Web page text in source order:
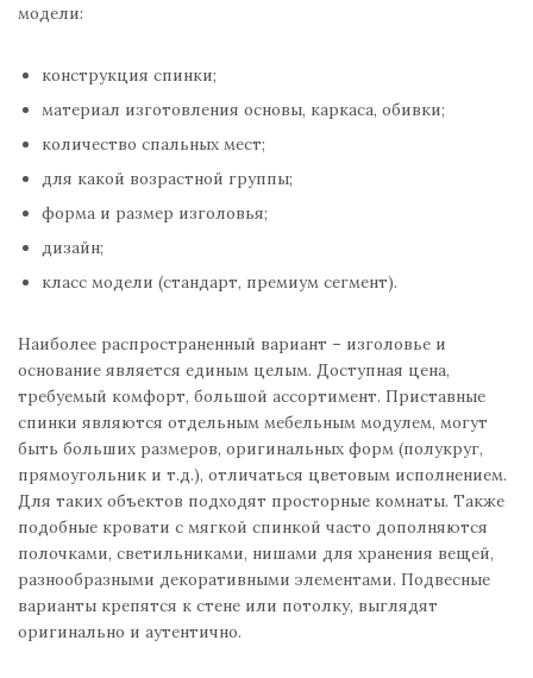
модели:
конструкция спинки;
материал изготовления основы, каркаса, обивки;
количество спальных мест;
для какой возрастной группы;
форма и размер изголовья;
дизайн;
класс модели (стандарт, премиум сегмент).
Наиболее распространенный вариант – изголовье и
основание является единым целым. Доступная цена,
требуемый комфорт, большой ассортимент. Приставные
спинки являются отдельным мебельным модулем, могут
быть больших размеров, оригинальных форм (полукруг,
прямоугольник и т.д.), отличаться цветовым исполнением.
Для таких объектов подходят просторные комнаты. Также
подобные кровати с мягкой спинкой часто дополняются
полочками, светильниками, нишами для хранения вещей,
разнообразными декоративными элементами. Подвесные
варианты крепятся к стене или потолку, выглядят
оригинально и аутентично.